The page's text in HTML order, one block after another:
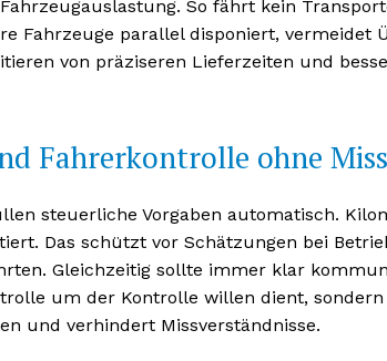
So fährt kein
Fahrzeuge parallel disponiert, vermeidet
von präziseren Lieferzeiten und
Fahrerkontrolle ohne
steuerliche Vorgaben automatisch.
Das schützt vor Schätzungen bei
Gleichzeitig sollte immer klar
um der Kontrolle willen dient,
und verhindert Missverständnisse.